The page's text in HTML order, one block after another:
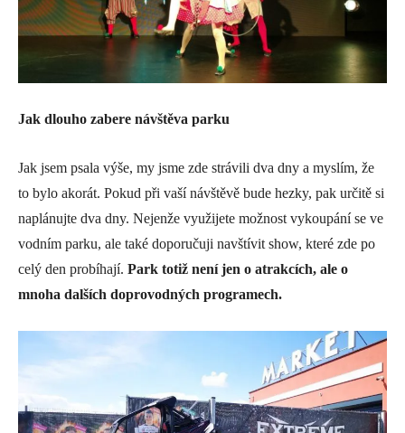
Jak dlouho zabere návštěva parku
Jak jsem psala výše, my jsme zde strávili dva dny a myslím, že
to bylo akorát. Pokud při vaší návštěvě bude hezky, pak určitě si
naplánujte dva dny. Nejenže využijete možnost vykoupání se ve
vodním parku, ale také doporučuji navštívit show, které zde po
celý den probíhají. Park totiž není jen o atrakcích, ale o
mnoha dalších doprovodných programech.